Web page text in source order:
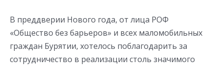
В преддверии Нового года, от лица РОФ
«Общество без барьеров» и всех маломобильных
граждан Бурятии, хотелось поблагодарить за
сотрудничество в реализации столь значимого